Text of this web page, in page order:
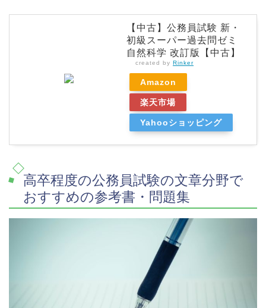
【中古】公務員試験 新・
初級スーパー過去問ゼミ
自然科学 改訂版【中古】
created by Rinker
Amazon
楽天市場
Yahooショッピング
高卒程度の公務員試験の文章分野で
おすすめの参考書・問題集